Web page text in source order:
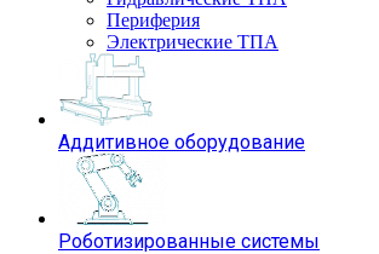
Периферия
Электрические ТПА
Аддитивное оборудование
Роботизированные системы